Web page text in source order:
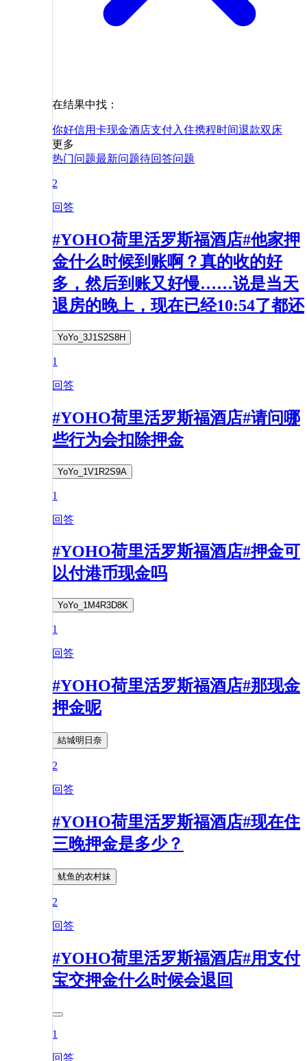
在结果中找：
你好信用卡现金酒店支付入住携程时间退款双床
更多
热门问题最新问题待回答问题
2
回答
#YOHO荷里活罗斯福酒店#他家押
金什么时候到账啊？真的收的好
多，然后到账又好慢……说是当天
退房的晚上，现在已经10:54了都还
YoYo_3J1S2S8H
1
回答
#YOHO荷里活罗斯福酒店#请问哪
些行为会扣除押金
YoYo_1V1R2S9A
1
回答
#YOHO荷里活罗斯福酒店#押金可
以付港币现金吗
YoYo_1M4R3D8K
1
回答
#YOHO荷里活罗斯福酒店#那现金
押金呢
結城明日奈
2
回答
#YOHO荷里活罗斯福酒店#现在住
三晚押金是多少？
鱿鱼的农村妹
2
回答
#YOHO荷里活罗斯福酒店#用支付
宝交押金什么时候会退回
1
回答